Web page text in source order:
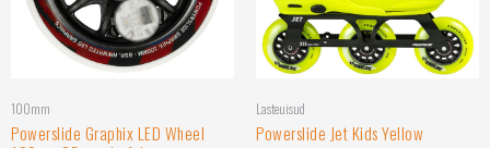
100mm
Powerslide Graphix LED Wheel
Lasteuisud
Powerslide Jet Kids Yellow